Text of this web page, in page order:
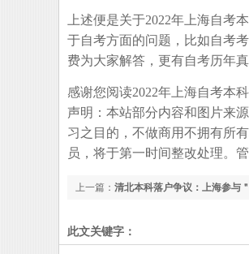
上述便是关于2022年上海自考
于自考方面的问题，比如自考考
费为大家解答，更有自考历年
感谢您阅读2022年上海自考本
声明：本站部分内容和图片来
习之目的，不做商用不拥有所
员，将于第一时间整改处理。管
上一篇： 清北本科落户争议：上海参与
此文关键字：